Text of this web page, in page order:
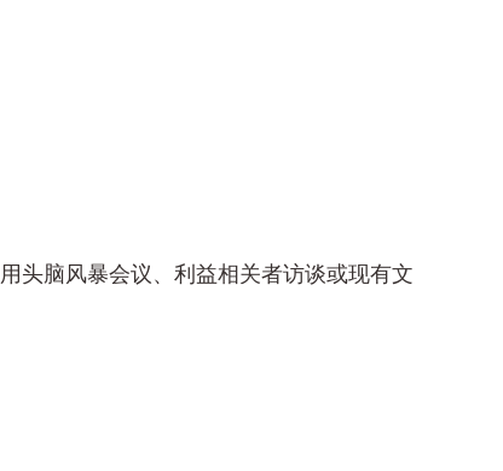
头脑风暴会议、利益相关者访谈或现有文